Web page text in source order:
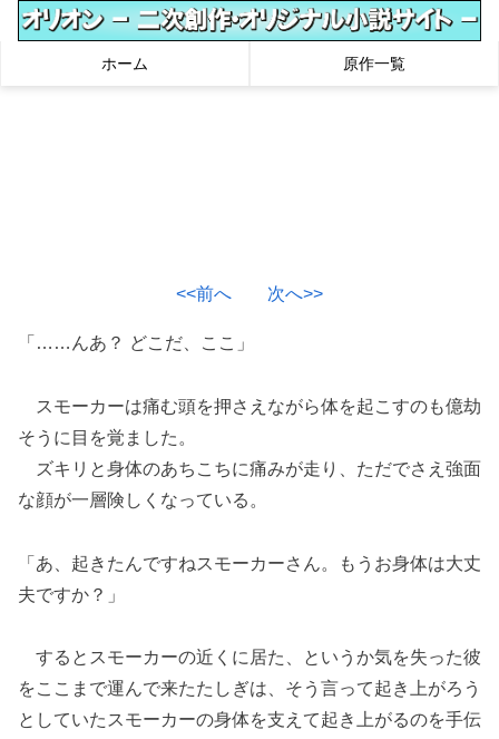
ホーム 原作一覧
<<前へ 次へ>>
「……んあ？ どこだ、ここ」
スモーカーは痛む頭を押さえながら体を起こすのも億劫
そうに目を覚ました。
ズキリと身体のあちこちに痛みが走り、ただでさえ強面
な顔が一層険しくなっている。
「あ、起きたんですねスモーカーさん。もうお身体は大丈
夫ですか？」
するとスモーカーの近くに居た、というか気を失った彼
をここまで運んで来たたしぎは、そう言って起き上がろう
としていたスモーカーの身体を支えて起き上がるのを手伝